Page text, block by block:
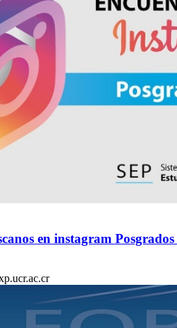
en instagram
.ucr.ac.cr